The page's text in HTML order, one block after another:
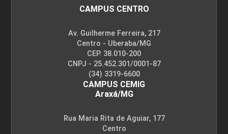
CAMPUS CENTRO
Av. Guilherme Ferreira, 217
Centro - Uberaba/MG
CEP. 38.010-200
CNPJ - 25.452.301/0001-87
(34) 3319-6600
CAMPUS CEMIG
Araxá/MG
Rua Maria Rita de Aguiar, 177
Centro